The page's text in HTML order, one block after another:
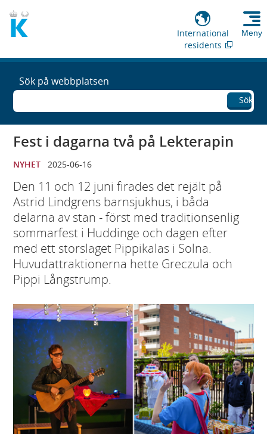
International
residents
Meny
Sök på webbplatsen
Sök
Fest i dagarna två på Lekterapin
NYHET 2025-06-16
Den 11 och 12 juni firades det rejält på
Astrid Lindgrens barnsjukhus, i båda
delarna av stan - först med traditionsenlig
sommarfest i Huddinge och dagen efter
med ett storslaget Pippikalas i Solna.
Huvudattraktionerna hette Greczula och
Pippi Långstrump.